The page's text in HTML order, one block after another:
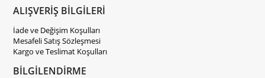
ALIŞVERİŞ BİLGİLERİ
İade ve Değişim Koşulları
Mesafeli Satış Sözleşmesi
Kargo ve Teslimat Koşulları
BİLGİLENDİRME